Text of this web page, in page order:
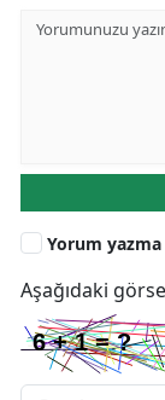
Yorum yazma
Aşağıdaki